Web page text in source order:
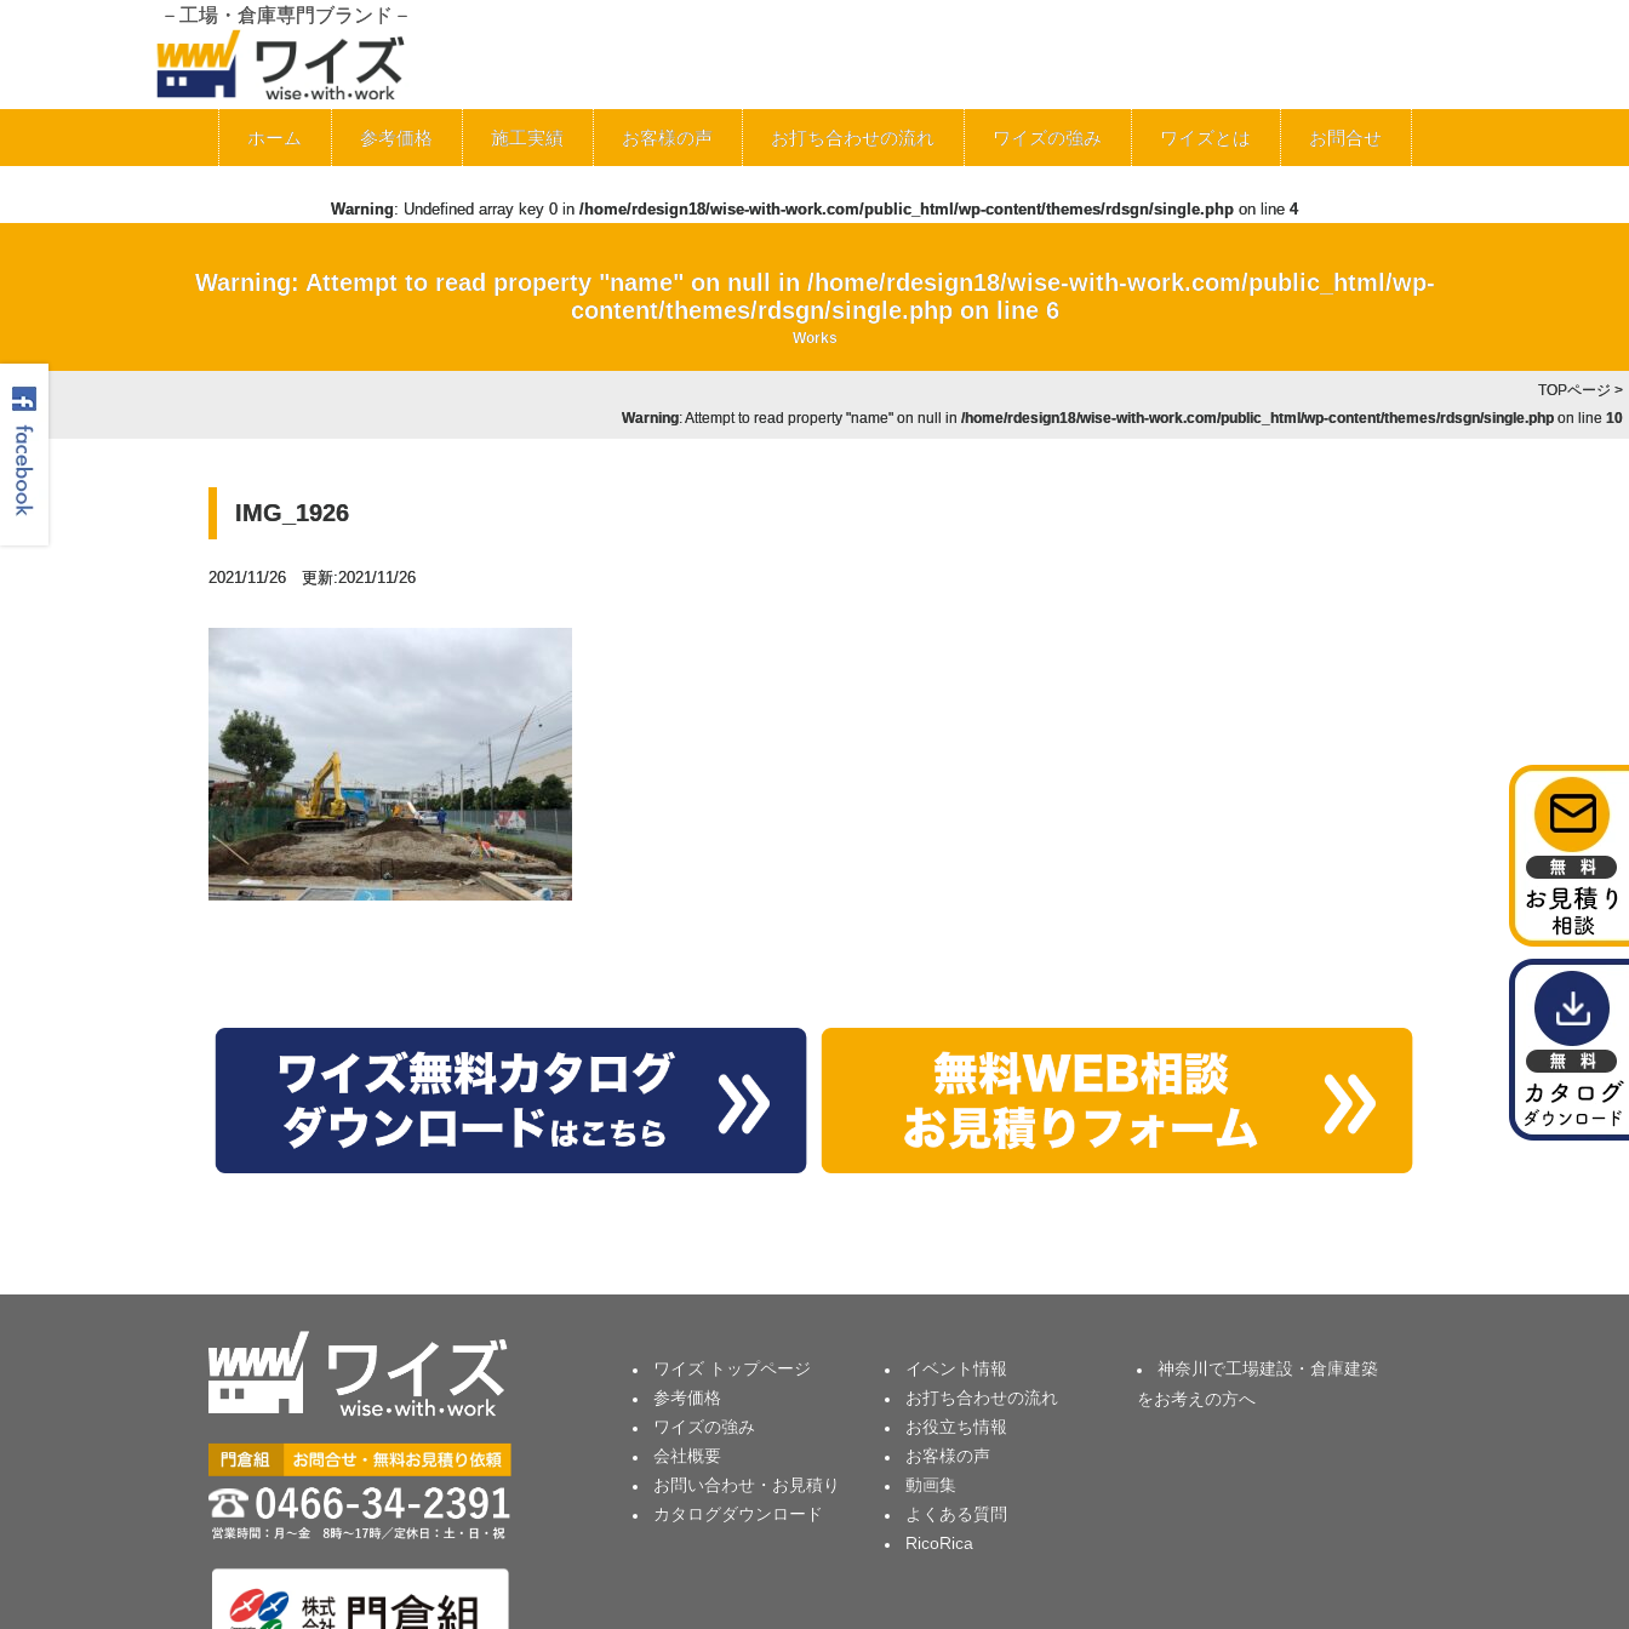
－工場・倉庫専門ブランド－
ホーム 参考価格 施工実績 お客様の声 お打ち合わせの流れ ワイズの強み ワイズとは お問合せ
Warning: Undefined array key 0 in /home/rdesign18/wise-with-work.com/public_html/wp-content/themes/rdsgn/single.php on line 4
Warning: Attempt to read property "name" on null in /home/rdesign18/wise-with-work.com/public_html/wp-
content/themes/rdsgn/single.phpon line 6
Works
TOPページ >
Warning: Attempt to read property "name" on null in /home/rdesign18/wise-with-work.com/public_html/wp-content/themes/rdsgn/single.php on line 10
IMG_1926
2021/11/26 更新:2021/11/26
ワイズ トップページ
参考価格
ワイズの強み
会社概要
お問い合わせ・お見積り
カタログダウンロード
イベント情報
お打ち合わせの流れ
お役立ち情報
お客様の声
動画集
よくある質問
RicoRica
神奈川で工場建設・倉庫建築
をお考えの方へ